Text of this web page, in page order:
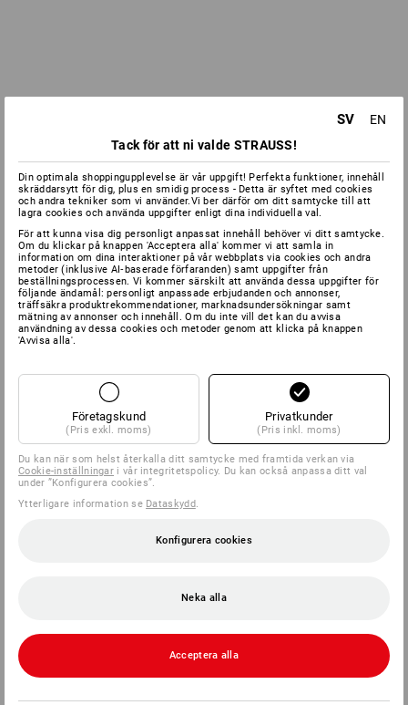
SV
EN
Tack för att ni valde STRAUSS!
Din optimala shoppingupplevelse är vår uppgift! Perfekta funktioner, innehåll
skräddarsytt för dig, plus en smidig process - Detta är syftet med cookies
och andra tekniker som vi använder.Vi ber därför om ditt samtycke till att
lagra cookies och använda uppgifter enligt dina individuella val.
För att kunna visa dig personligt anpassat innehåll behöver vi ditt samtycke.
Om du klickar på knappen 'Acceptera alla' kommer vi att samla in
information om dina interaktioner på vår webbplats via cookies och andra
metoder (inklusive AI‑baserade förfaranden) samt uppgifter från
beställningsprocessen. Vi kommer särskilt att använda dessa uppgifter för
följande ändamål: personligt anpassade erbjudanden och annonser,
träffsäkra produktrekommendationer, marknadsundersökningar samt
mätning av annonser och innehåll. Om du inte vill det kan du avvisa
användning av dessa cookies och metoder genom att klicka på knappen
'Avvisa alla'.
Företagskund
(Pris exkl. moms)
Privatkunder
(Pris inkl. moms)
Du kan när som helst återkalla ditt samtycke med framtida verkan via
Cookie-inställningar i vår integritetspolicy. Du kan också anpassa ditt val
under ”Konfigurera cookies”.
Ytterligare information se Dataskydd.
Konfigurera cookies
Neka alla
Acceptera alla